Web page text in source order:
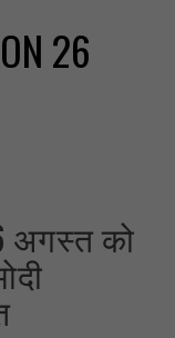
26
अगस्त को